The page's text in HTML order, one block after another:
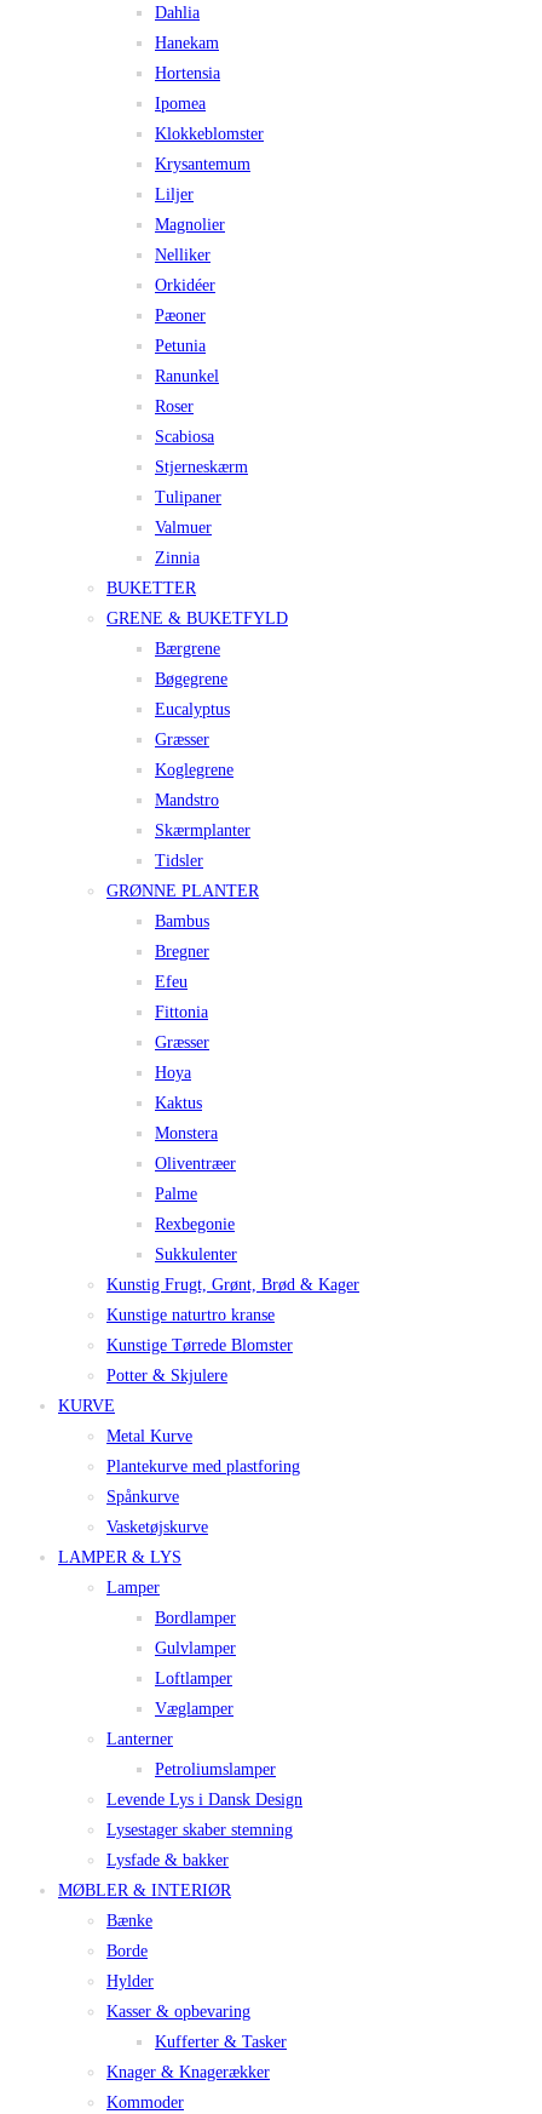
Dahlia
Hanekam
Hortensia
Ipomea
Klokkeblomster
Krysantemum
Liljer
Magnolier
Nelliker
Orkidéer
Pæoner
Petunia
Ranunkel
Roser
Scabiosa
Stjerneskærm
Tulipaner
Valmuer
Zinnia
BUKETTER
GRENE & BUKETFYLD
Bærgrene
Bøgegrene
Eucalyptus
Græsser
Koglegrene
Mandstro
Skærmplanter
Tidsler
GRØNNE PLANTER
Bambus
Bregner
Efeu
Fittonia
Græsser
Hoya
Kaktus
Monstera
Oliventræer
Palme
Rexbegonie
Sukkulenter
Kunstig Frugt, Grønt, Brød & Kager
Kunstige naturtro kranse
Kunstige Tørrede Blomster
Potter & Skjulere
KURVE
Metal Kurve
Plantekurve med plastforing
Spånkurve
Vasketøjskurve
LAMPER & LYS
Lamper
Bordlamper
Gulvlamper
Loftlamper
Væglamper
Lanterner
Petroliumslamper
Levende Lys i Dansk Design
Lysestager skaber stemning
Lysfade & bakker
MØBLER & INTERIØR
Bænke
Borde
Hylder
Kasser & opbevaring
Kufferter & Tasker
Knager & Knagerækker
Kommoder